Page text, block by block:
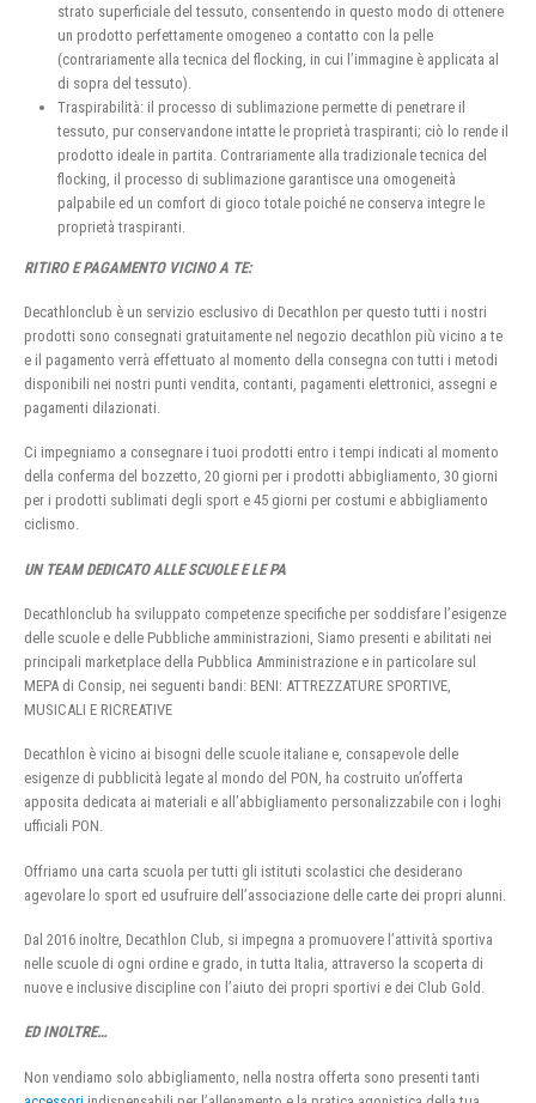
strato superficiale del tessuto, consentendo in questo modo di ottenere
un prodotto perfettamente omogeneo a contatto con la pelle
(contrariamente alla tecnica del flocking, in cui l’immagine è applicata al
di sopra del tessuto).
Traspirabilità: il processo di sublimazione permette di penetrare il
tessuto, pur conservandone intatte le proprietà traspiranti; ciò lo rende il
prodotto ideale in partita. Contrariamente alla tradizionale tecnica del
flocking, il processo di sublimazione garantisce una omogeneità
palpabile ed un comfort di gioco totale poiché ne conserva integre le
proprietà traspiranti.
RITIRO E PAGAMENTO VICINO A TE:
Decathlonclub è un servizio esclusivo di Decathlon per questo tutti i nostri
prodotti sono consegnati gratuitamente nel negozio decathlon più vicino a te
e il pagamento verrà effettuato al momento della consegna con tutti i metodi
disponibili nei nostri punti vendita, contanti, pagamenti elettronici, assegni e
pagamenti dilazionati.
Ci impegniamo a consegnare i tuoi prodotti entro i tempi indicati al momento
della conferma del bozzetto, 20 giorni per i prodotti abbigliamento, 30 giorni
per i prodotti sublimati degli sport e 45 giorni per costumi e abbigliamento
ciclismo.
UN TEAM DEDICATO ALLE SCUOLE E LE PA
Decathlonclub ha sviluppato competenze specifiche per soddisfare l’esigenze
delle scuole e delle Pubbliche amministrazioni, Siamo presenti e abilitati nei
principali marketplace della Pubblica Amministrazione e in particolare sul
MEPA di Consip, nei seguenti bandi: BENI: ATTREZZATURE SPORTIVE,
MUSICALI E RICREATIVE
Decathlon è vicino ai bisogni delle scuole italiane e, consapevole delle
esigenze di pubblicità legate al mondo del PON, ha costruito un’offerta
apposita dedicata ai materiali e all’abbigliamento personalizzabile con i loghi
ufficiali PON.
Offriamo una carta scuola per tutti gli istituti scolastici che desiderano
agevolare lo sport ed usufruire dell’associazione delle carte dei propri alunni.
Dal 2016 inoltre, Decathlon Club, si impegna a promuovere l’attività sportiva
nelle scuole di ogni ordine e grado, in tutta Italia, attraverso la scoperta di
nuove e inclusive discipline con l’aiuto dei propri sportivi e dei Club Gold.
ED INOLTRE…
Non vendiamo solo abbigliamento, nella nostra offerta sono presenti tanti